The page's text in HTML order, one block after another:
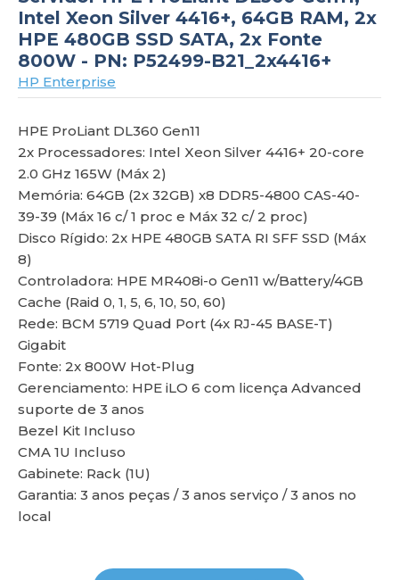
Intel Xeon Silver 4416+, 64GB RAM, 2x
HPE 480GB SSD SATA, 2x Fonte
800W - PN: P52499-B21_2x4416+
HP Enterprise
HPE ProLiant DL360 Gen11
2x Processadores: Intel Xeon Silver 4416+ 20-core
2.0 GHz 165W (Máx 2)
Memória: 64GB (2x 32GB) x8 DDR5-4800 CAS-40-
39-39 (Máx 16 c/ 1 proc e Máx 32 c/ 2 proc)
Disco Rígido: 2x HPE 480GB SATA RI SFF SSD (Máx
8)
Controladora: HPE MR408i-o Gen11 w/Battery/4GB
Cache (Raid 0, 1, 5, 6, 10, 50, 60)
Rede: BCM 5719 Quad Port (4x RJ-45 BASE-T)
Gigabit
Fonte: 2x 800W Hot-Plug
Gerenciamento: HPE iLO 6 com licença Advanced
suporte de 3 anos
Bezel Kit Incluso
CMA 1U Incluso
Gabinete: Rack (1U)
Garantia: 3 anos peças / 3 anos serviço / 3 anos no
local